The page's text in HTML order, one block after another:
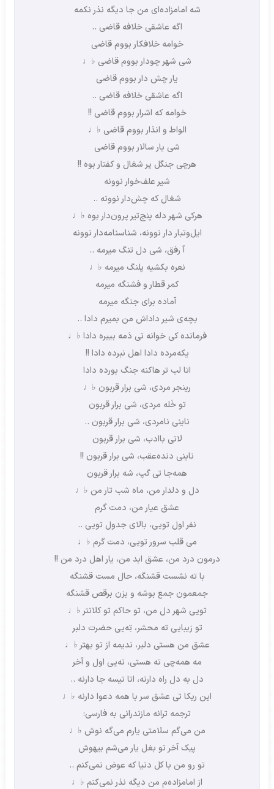
شه امامزاده‌‌ای من جا دیگه نذر نکمه
اگه عاشقی خلافه قاضی ..
خوامه خلافکار بووم قاضی
شی شهر چودار بووم قاضی ♭♩
یار چش دار بووم قاضی
اگه عاشقی خلافه قاضی ..
خوامه که اشرار بووم قاضی !!
الواط و انذار بووم قاضی ♭♩
شی یار سالار بووم قاضی
هرچی جنگل پر شغال و کفتار بوه !!
شیر علف‌خوار نوونه
شغال که چش‌دار نوونه ..
هرکی شهر دله پنج‌تیر پرون‌دار بوه ♭♩
ایل‌وتبار دار نوونه، شناسنامه‌دار نوونه
آ رفق، شی دل تنگ میرمه ..
نعره بکشیه پلنگ میرمه ♭♩
کمر قطار و فشنگه میرمه
آماده برای جنگه میرمه
بچه‌ی شیر داداش من بمیرم دادا ..
فرمانده کی خوانه تی دَمه بییره دادا ♭♩
یکه‌مرده دادا اهل نبرده دادا !!
اتا لب تر هاکنه جنگ بورده دادا
رینجر مردی، شی برار قربون ♭♩
تو خَله مردی، شی برار قربون
ناینی نامردی، شی برار قربون ..
لاتی باادب، شی برار قربون
ناینی دنده‌عقب، شی برار قربون !!
همه‌جا تی گپ، شه برار قربون
دل و دلدار من، ماه شب تار من ♭♩
عشق عیار من، دمت گرم
نفر اول تویی، بالای جدول تویی ..
می قلب سرور تویی، دمت گرم ♭♩
درمون درد من، عشق ابد من، یار اهل درد من !!
با ته نشست قشنگه، حال مست قشنگه
جمعمون جمع بوشه و بزن برقص قشنگه
تویی شهر دل من، تو حاکم تو کلانتر ♭♩
تو زیبایی ته محشر، تِه‌یی حضرت دلبر
عشق من هستی دلبر، ندیمه از تو بهتر ♭♩
مه همه‌چی ته هستی، ته‌یی اول و آخر
دل به دل راه دارنه، اتا تیسه جا دارنه ..
این ریکا تی عشق سر با همه دعوا دارنه ♭♩
ترجمه ترانه مازندرانی به فارسی:
من می‌گم سلامتی یارم می‌گه نوش ♭♩
پیک آخر تو بغل یار می‌شم بیهوش
تو رو من با کل دنیا که عوض نمی‌کنم ..
از امامزاده‌م من دیگه نذر نمی‌کنم ♭♩